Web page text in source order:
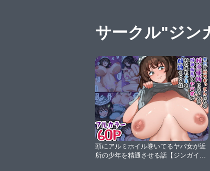
サークル"ジン
頭にアルミホイル巻いてるヤバ女が近
所の少年を精通させる話【ジンガイラ